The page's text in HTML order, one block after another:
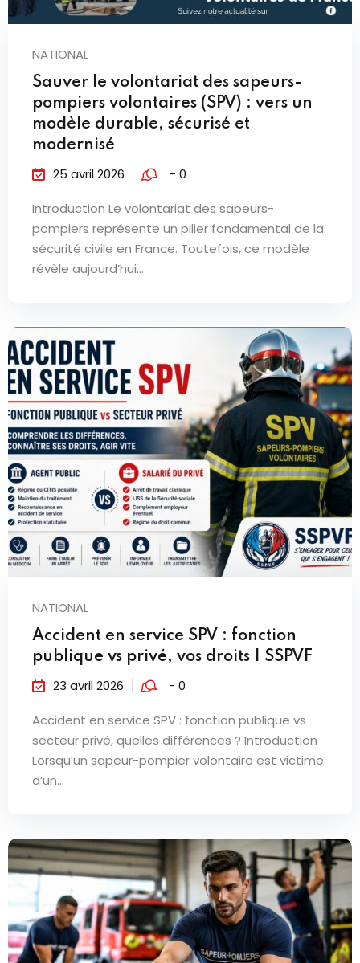
NATIONAL
Sauver le volontariat des sapeurs-
pompiers volontaires (SPV) : vers un
modèle durable, sécurisé et
modernisé
25 avril 2026 - 0
Introduction Le volontariat des sapeurs-
pompiers représente un pilier fondamental de la
sécurité civile en France. Toutefois, ce modèle
révèle aujourd’hui...
NATIONAL
Accident en service SPV : fonction
publique vs privé, vos droits | SSPVF
23 avril 2026 - 0
Accident en service SPV : fonction publique vs
secteur privé, quelles différences ? Introduction
Lorsqu’un sapeur-pompier volontaire est victime
d’un...